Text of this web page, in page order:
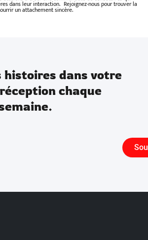
dans leur interaction. Rejoignez-nous pour trouver la
un attachement sincère.
histoires dans votre
chaque